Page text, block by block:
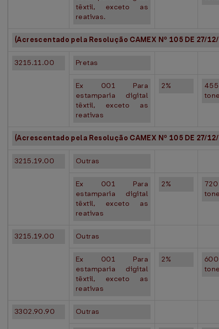
têxtil, exceto as
reativas.
(Acrescentado pela Resolução CAMEX Nº 105 DE 27/
3215.11.00 Pretas
Ex 001 Para
estamparia digital
têxtil, exceto as
reativas
2%
455
(Acrescentado pela Resolução CAMEX Nº 105 DE 27/
3215.19.00 Outras
Ex 001 Para
estamparia digital
têxtil, exceto as
reativas
2%
720
3215.19.00 Outras
Ex 001 Para
estamparia digital
têxtil, exceto as
reativas
2%
600
3302.90.90 Outras